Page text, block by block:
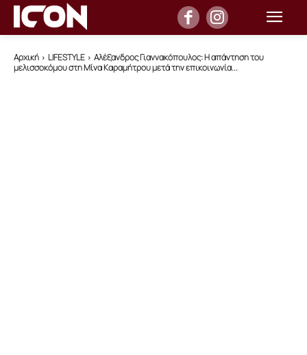
Αρχική LIFESTYLE
Αλέξανδρος Γιαννακόπουλος: Η απάντηση του
μελισσοκόμου στη Μίνα Καραμήτρου μετά την επικοινωνία...